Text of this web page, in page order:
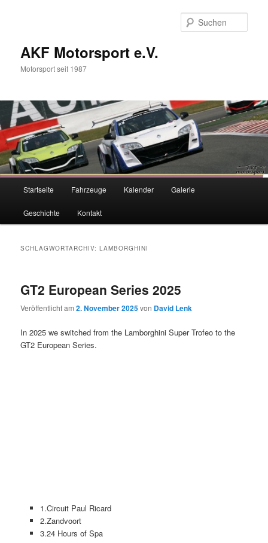
AKF Motorsport e.V.
Motorsport seit 1987
Startseite Fahrzeuge Kalender Galerie
Geschichte Kontakt
SCHLAGWORTARCHIV:LAMBORGHINI
GT2 European Series 2025
Veröffentlicht am2. November 2025von David Lenk
In 2025 we switched from the Lamborghini Super Trofeo to the
GT2 European Series.
1.Circuit Paul Ricard
2.Zandvoort
3.24 Hours of Spa